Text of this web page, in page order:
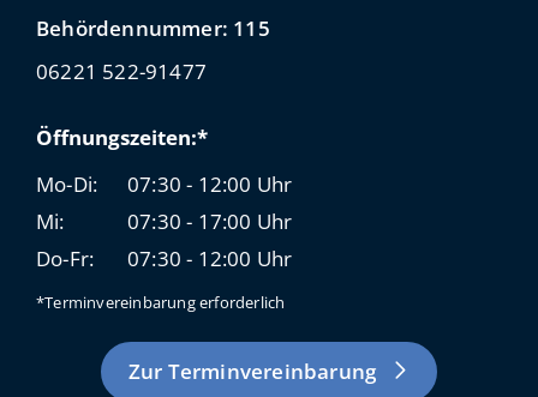
Behördennummer: 115
06221 522-91477
Öffnungszeiten:*
Mo-Di:
07:30 - 12:00 Uhr
Mi:
07:30 - 17:00 Uhr
Do-Fr:
07:30 - 12:00 Uhr
*Terminvereinbarung erforderlich
Zur Terminvereinbarung